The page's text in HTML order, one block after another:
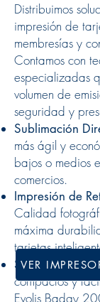
Distribuimos
impresión de
membresías y
Contamos con
especializadas
volumen de
seguridad y
Sublimación
más ágil y
bajos o medios
comercios.
Impresión de
Calidad
máxima
tarjetas
Soluciones
compactos y
Evolis Badgy
VER